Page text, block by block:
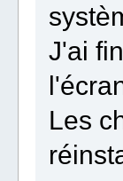
Command to
exec /bin/
J'ai
Les